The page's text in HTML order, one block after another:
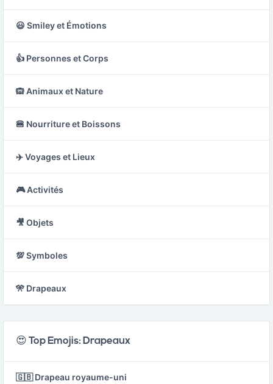
😃 Smiley et Émotions
👍 Personnes et Corps
🙉 Animaux et Nature
🍔 Nourriture et Boissons
✈️ Voyages et Lieux
🎮 Activités
🎥 Objets
💯 Symboles
🎌 Drapeaux
😍 Top Emojis: Drapeaux
🇬🇧 Drapeau royaume-uni